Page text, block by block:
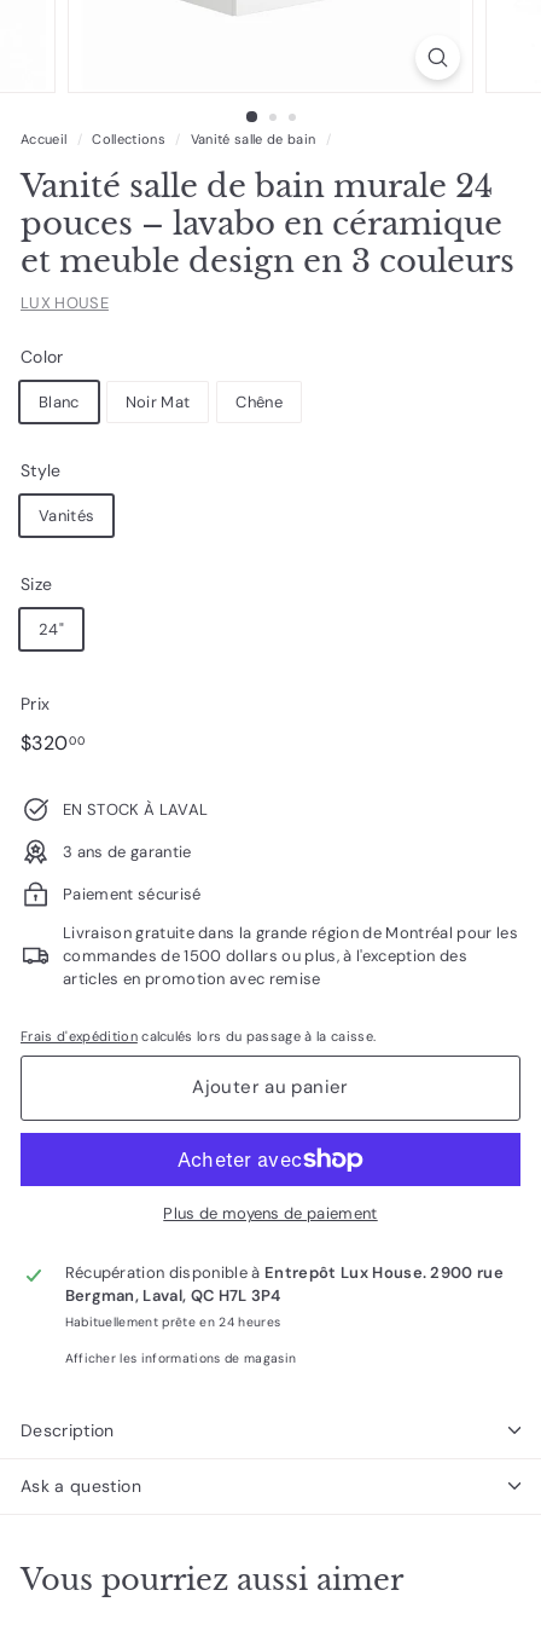
Accueil / Collections / Vanité salle de bain /
Vanité salle de bain murale 24
pouces – lavabo en céramique
et meuble design en 3 couleurs
LUX HOUSE
Color
Blanc Noir Mat Chêne
Style
Vanités
Size
24"
Prix
Prix
$32000$320.00
EN STOCK À LAVAL
3 ans de garantie
Paiement sécurisé
Livraison gratuite dans la grande région de Montréal pour les
commandes de 1500 dollars ou plus, à l'exception des
articles en promotion avec remise
Frais d'expéditioncalculés lors du passage à la caisse.
Ajouter au panier
Plus de moyens de paiement
Récupération disponible à Entrepôt Lux House. 2900 rue
Bergman, Laval, QC H7L 3P4
Habituellement prête en 24 heures
Afficher les informations de magasin
Description
Ask a question
Vous pourriez aussi aimer